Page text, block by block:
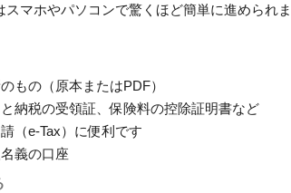
マホやパソコンで驚くほど簡単に進められま
もの（原本またはPDF）
納税の受領証、保険料の控除証明書など
（e-Tax）に便利です
義の口座